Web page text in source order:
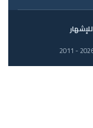
للإشهار